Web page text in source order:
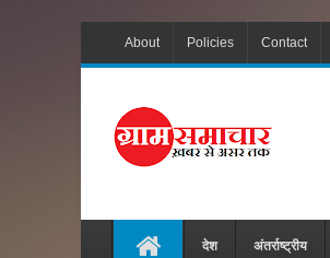
About Policies Contact
देश अंतर्राष्ट्रीय